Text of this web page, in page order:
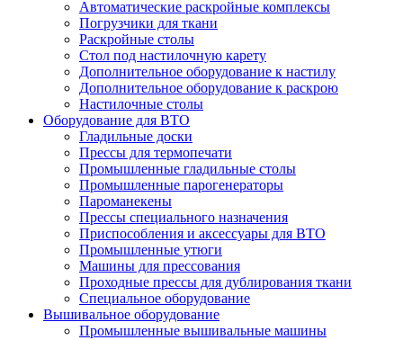
Автоматические раскройные комплексы
Погрузчики для ткани
Раскройные столы
Стол под настилочную карету
Дополнительное оборудование к настилу
Дополнительное оборудование к раскрою
Настилочные столы
Оборудование для ВТО
Гладильные доски
Прессы для термопечати
Промышленные гладильные столы
Промышленные парогенераторы
Пароманекены
Прессы специального назначения
Приспособления и аксессуары для ВТО
Промышленные утюги
Машины для прессования
Проходные прессы для дублирования ткани
Специальное оборудование
Вышивальное оборудование
Промышленные вышивальные машины